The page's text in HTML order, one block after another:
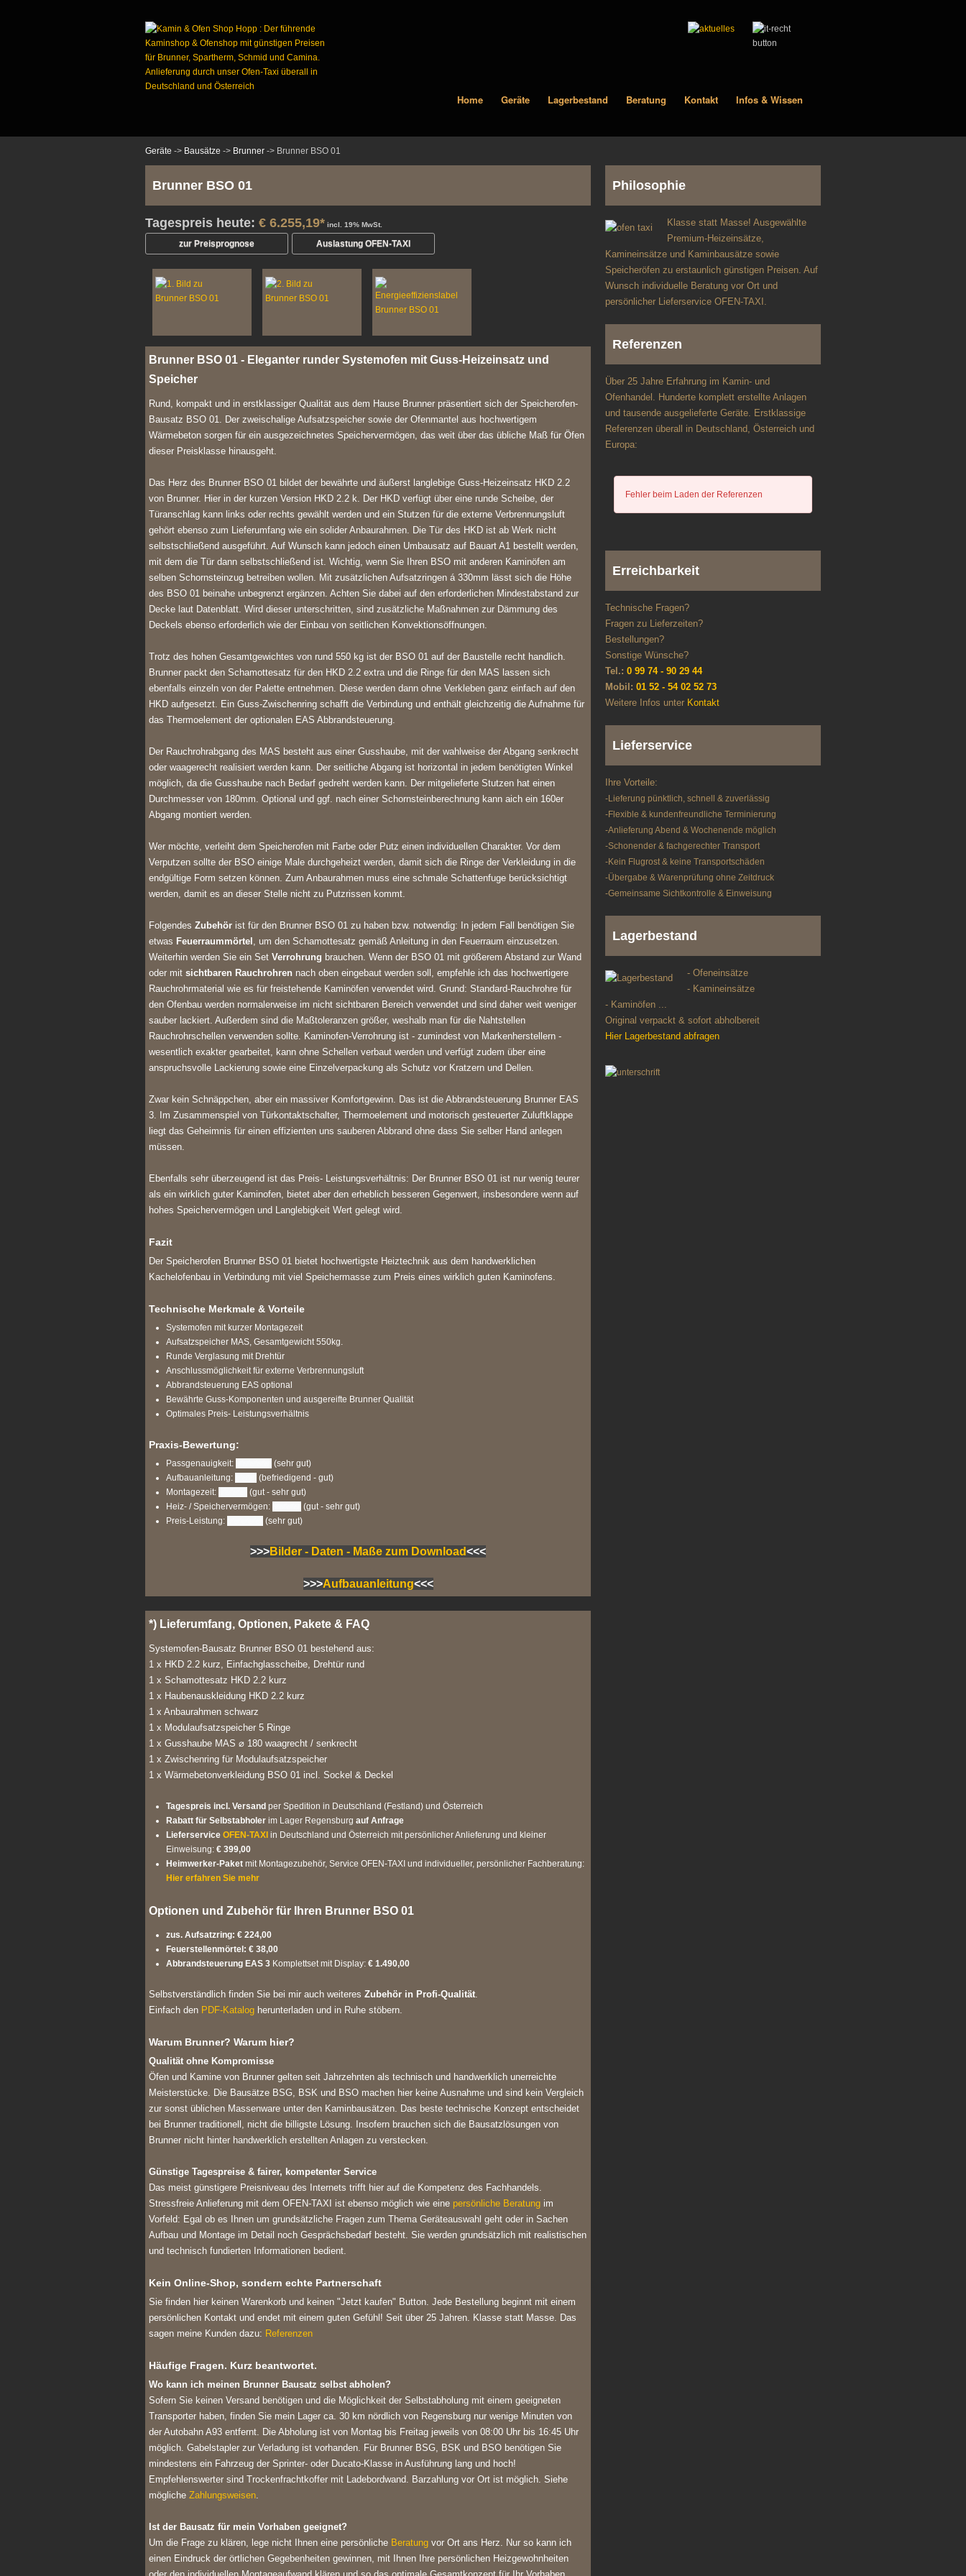
Home Geräte Lagerbestand Beratung Kontakt Infos & Wissen
Geräte -> Bausätze -> Brunner -> Brunner BSO 01
Brunner BSO 01
Tagespreis heute: € 6.255,19* incl. 19% MwSt.
zur Preisprognose Auslastung OFEN-TAXI
Brunner BSO 01 - Eleganter runder Systemofen mit Guss-Heizeinsatz und
Speicher
Rund, kompakt und in erstklassiger Qualität aus dem Hause Brunner präsentiert sich der Speicherofen-
Bausatz BSO 01. Der zweischalige Aufsatzspeicher sowie der Ofenmantel aus hochwertigem
Wärmebeton sorgen für ein ausgezeichnetes Speichervermögen, das weit über das übliche Maß für Öfen
dieser Preisklasse hinausgeht.
Das Herz des Brunner BSO 01 bildet der bewährte und äußerst langlebige Guss-Heizeinsatz HKD 2.2
von Brunner. Hier in der kurzen Version HKD 2.2 k. Der HKD verfügt über eine runde Scheibe, der
Türanschlag kann links oder rechts gewählt werden und ein Stutzen für die externe Verbrennungsluft
gehört ebenso zum Lieferumfang wie ein solider Anbaurahmen. Die Tür des HKD ist ab Werk nicht
selbstschließend ausgeführt. Auf Wunsch kann jedoch einen Umbausatz auf Bauart A1 bestellt werden,
mit dem die Tür dann selbstschließend ist. Wichtig, wenn Sie Ihren BSO mit anderen Kaminöfen am
selben Schornsteinzug betreiben wollen. Mit zusätzlichen Aufsatzringen á 330mm lässt sich die Höhe
des BSO 01 beinahe unbegrenzt ergänzen. Achten Sie dabei auf den erforderlichen Mindestabstand zur
Decke laut Datenblatt. Wird dieser unterschritten, sind zusätzliche Maßnahmen zur Dämmung des
Deckels ebenso erforderlich wie der Einbau von seitlichen Konvektionsöffnungen.
Trotz des hohen Gesamtgewichtes von rund 550 kg ist der BSO 01 auf der Baustelle recht handlich.
Brunner packt den Schamottesatz für den HKD 2.2 extra und die Ringe für den MAS lassen sich
ebenfalls einzeln von der Palette entnehmen. Diese werden dann ohne Verkleben ganz einfach auf den
HKD aufgesetzt. Ein Guss-Zwischenring schafft die Verbindung und enthält gleichzeitig die Aufnahme für
das Thermoelement der optionalen EAS Abbrandsteuerung.
Der Rauchrohrabgang des MAS besteht aus einer Gusshaube, mit der wahlweise der Abgang senkrecht
oder waagerecht realisiert werden kann. Der seitliche Abgang ist horizontal in jedem benötigten Winkel
möglich, da die Gusshaube nach Bedarf gedreht werden kann. Der mitgelieferte Stutzen hat einen
Durchmesser von 180mm. Optional und ggf. nach einer Schornsteinberechnung kann aich ein 160er
Abgang montiert werden.
Wer möchte, verleiht dem Speicherofen mit Farbe oder Putz einen individuellen Charakter. Vor dem
Verputzen sollte der BSO einige Male durchgeheizt werden, damit sich die Ringe der Verkleidung in die
endgültige Form setzen können. Zum Anbaurahmen muss eine schmale Schattenfuge berücksichtigt
werden, damit es an dieser Stelle nicht zu Putzrissen kommt.
Folgendes Zubehör ist für den Brunner BSO 01 zu haben bzw. notwendig: In jedem Fall benötigen Sie
etwas Feuerraummörtel , um den Schamottesatz gemäß Anleitung in den Feuerraum einzusetzen.
Weiterhin werden Sie ein Set Verrohrung brauchen. Wenn der BSO 01 mit größerem Abstand zur Wand
oder mit sichtbaren Rauchrohren nach oben eingebaut werden soll, empfehle ich das hochwertigere
Rauchrohrmaterial wie es für freistehende Kaminöfen verwendet wird. Grund: Standard-Rauchrohre für
den Ofenbau werden normalerweise im nicht sichtbaren Bereich verwendet und sind daher weit weniger
sauber lackiert. Außerdem sind die Maßtoleranzen größer, weshalb man für die Nahtstellen
Rauchrohrschellen verwenden sollte. Kaminofen-Verrohrung ist - zumindest von Markenherstellern -
wesentlich exakter gearbeitet, kann ohne Schellen verbaut werden und verfügt zudem über eine
anspruchsvolle Lackierung sowie eine Einzelverpackung als Schutz vor Kratzern und Dellen.
Zwar kein Schnäppchen, aber ein massiver Komfortgewinn. Das ist die Abbrandsteuerung Brunner EAS
3. Im Zusammenspiel von Türkontaktschalter, Thermoelement und motorisch gesteuerter Zuluftklappe
liegt das Geheimnis für einen effizienten uns sauberen Abbrand ohne dass Sie selber Hand anlegen
müssen.
Ebenfalls sehr überzeugend ist das Preis- Leistungsverhältnis: Der Brunner BSO 01 ist nur wenig teurer
als ein wirklich guter Kaminofen, bietet aber den erheblich besseren Gegenwert, insbesondere wenn auf
hohes Speichervermögen und Langlebigkeit Wert gelegt wird.
Fazit
Der Speicherofen Brunner BSO 01 bietet hochwertigste Heiztechnik aus dem handwerklichen
Kachelofenbau in Verbindung mit viel Speichermasse zum Preis eines wirklich guten Kaminofens.
Technische Merkmale & Vorteile
Systemofen mit kurzer Montagezeit
Aufsatzspeicher MAS, Gesamtgewicht 550kg.
Runde Verglasung mit Drehtür
Anschlussmöglichkeit für externe Verbrennungsluft
Abbrandsteuerung EAS optional
Bewährte Guss-Komponenten und ausgereifte Brunner Qualität
Optimales Preis- Leistungsverhältnis
Praxis-Bewertung:
Passgenauigkeit:
(sehr gut)
Aufbauanleitung:
(befriedigend - gut)
Montagezeit:
(gut - sehr gut)
Heiz- / Speichervermögen:
(gut - sehr gut)
Preis-Leistung:
(sehr gut)
>>>Bilder - Daten - Maße zum Download<<<
>>>Aufbauanleitung<<<
*) Lieferumfang, Optionen, Pakete & FAQ
Systemofen-Bausatz Brunner BSO 01 bestehend aus:
1 x HKD 2.2 kurz, Einfachglasscheibe, Drehtür rund
1 x Schamottesatz HKD 2.2 kurz
1 x Haubenauskleidung HKD 2.2 kurz
1 x Anbaurahmen schwarz
1 x Modulaufsatzspeicher 5 Ringe
1 x Gusshaube MAS ⌀ 180 waagrecht / senkrecht
1 x Zwischenring für Modulaufsatzspeicher
1 x Wärmebetonverkleidung BSO 01 incl. Sockel & Deckel
Tagespreis incl. Versand per Spedition in Deutschland (Festland) und Österreich
Rabatt für Selbstabholer im Lager Regensburg auf Anfrage
Lieferservice OFEN-TAXI in Deutschland und Österreich mit persönlicher Anlieferung und kleiner
Einweisung: € 399,00
Heimwerker-Paket mit Montagezubehör, Service OFEN-TAXI und individueller, persönlicher Fachberatung:
Hier erfahren Sie mehr
Optionen und Zubehör für Ihren Brunner BSO 01
zus. Aufsatzring: € 224,00
Feuerstellenmörtel: € 38,00
Abbrandsteuerung EAS 3 Komplettset mit Display: € 1.490,00
Selbstverständlich finden Sie bei mir auch weiteres Zubehör in Profi-Qualität.
Einfach den PDF-Katalog herunterladen und in Ruhe stöbern.
Warum Brunner? Warum hier?
Qualität ohne Kompromisse
Öfen und Kamine von Brunner gelten seit Jahrzehnten als technisch und handwerklich unerreichte
Meisterstücke. Die Bausätze BSG, BSK und BSO machen hier keine Ausnahme und sind kein Vergleich
zur sonst üblichen Massenware unter den Kaminbausätzen. Das beste technische Konzept entscheidet
bei Brunner traditionell, nicht die billigste Lösung. Insofern brauchen sich die Bausatzlösungen von
Brunner nicht hinter handwerklich erstellten Anlagen zu verstecken.
Günstige Tagespreise & fairer, kompetenter Service
Das meist günstigere Preisniveau des Internets trifft hier auf die Kompetenz des Fachhandels.
Stressfreie Anlieferung mit dem OFEN-TAXI ist ebenso möglich wie eine persönliche Beratung im
Vorfeld: Egal ob es Ihnen um grundsätzliche Fragen zum Thema Geräteauswahl geht oder in Sachen
Aufbau und Montage im Detail noch Gesprächsbedarf besteht. Sie werden grundsätzlich mit realistischen
und technisch fundierten Informationen bedient.
Kein Online-Shop, sondern echte Partnerschaft
Sie finden hier keinen Warenkorb und keinen "Jetzt kaufen" Button. Jede Bestellung beginnt mit einem
persönlichen Kontakt und endet mit einem guten Gefühl! Seit über 25 Jahren. Klasse statt Masse. Das
sagen meine Kunden dazu: Referenzen
Häufige Fragen. Kurz beantwortet.
Wo kann ich meinen Brunner Bausatz selbst abholen?
Sofern Sie keinen Versand benötigen und die Möglichkeit der Selbstabholung mit einem geeigneten
Transporter haben, finden Sie mein Lager ca. 30 km nördlich von Regensburg nur wenige Minuten von
der Autobahn A93 entfernt. Die Abholung ist von Montag bis Freitag jeweils von 08:00 Uhr bis 16:45 Uhr
möglich. Gabelstapler zur Verladung ist vorhanden. Für Brunner BSG, BSK und BSO benötigen Sie
mindestens ein Fahrzeug der Sprinter- oder Ducato-Klasse in Ausführung lang und hoch!
Empfehlenswerter sind Trockenfrachtkoffer mit Ladebordwand. Barzahlung vor Ort ist möglich. Siehe
mögliche Zahlungsweisen.
Ist der Bausatz für mein Vorhaben geeignet?
Um die Frage zu klären, lege nicht Ihnen eine persönliche Beratung vor Ort ans Herz. Nur so kann ich
einen Eindruck der örtlichen Gegebenheiten gewinnen, mit Ihnen Ihre persönlichen Heizgewohnheiten
Philosophie
Klasse statt Masse! Ausgewählte
Premium-Heizeinsätze,
Kamineinsätze und Kaminbausätze sowie
Speicheröfen zu erstaunlich günstigen Preisen. Auf
Wunsch individuelle Beratung vor Ort und
persönlicher Lieferservice OFEN-TAXI.
Referenzen
Über 25 Jahre Erfahrung im Kamin- und
Ofenhandel. Hunderte komplett erstellte Anlagen
und tausende ausgelieferte Geräte. Erstklassige
Referenzen überall in Deutschland, Österreich und
Europa:
Fehler beim Laden der Referenzen
Erreichbarkeit
Technische Fragen?
Fragen zu Lieferzeiten?
Bestellungen?
Sonstige Wünsche?
Tel.: 0 99 74 - 90 29 44
Mobil: 01 52 - 54 02 52 73
Weitere Infos unter Kontakt
Lieferservice
Ihre Vorteile:
-Lieferung pünktlich, schnell & zuverlässig
-Flexible & kundenfreundliche Terminierung
-Anlieferung Abend & Wochenende möglich
-Schonender & fachgerechter Transport
-Kein Flugrost & keine Transportschäden
-Übergabe & Warenprüfung ohne Zeitdruck
-Gemeinsame Sichtkontrolle & Einweisung
Lagerbestand
- Ofeneinsätze
- Kamineinsätze
- Kaminöfen ...
Original verpackt & sofort abholbereit
Hier Lagerbestand abfragen